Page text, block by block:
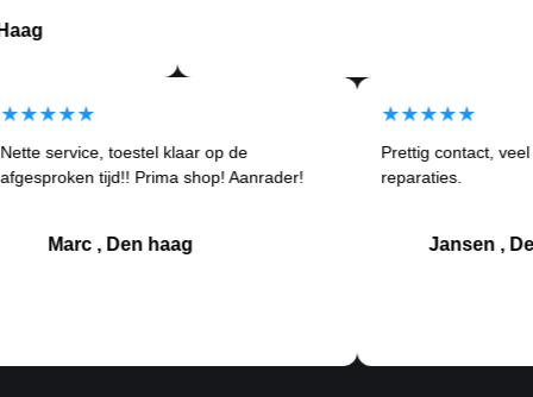
★★★★★
Nette service, toestel klaar op de
afgesproken tijd!! Prima shop! Aanrader!
Marc , Den haag
Prettig
reparaties.